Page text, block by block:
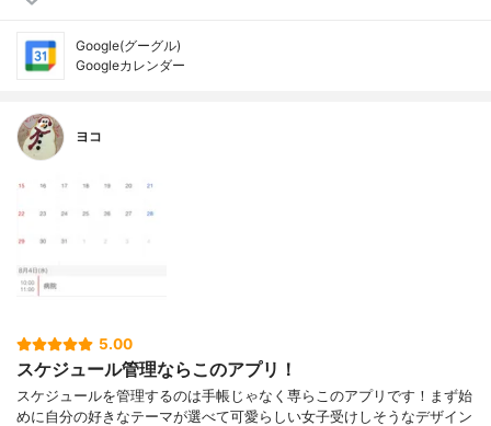
Google(グーグル)
Googleカレンダー
ヨコ
5.00
スケジュール管理ならこのアプリ！
スケジュールを管理するのは手帳じゃなく専らこのアプリです！まず始
めに自分の好きなテーマが選べて可愛らしい女子受けしそうなデザイン